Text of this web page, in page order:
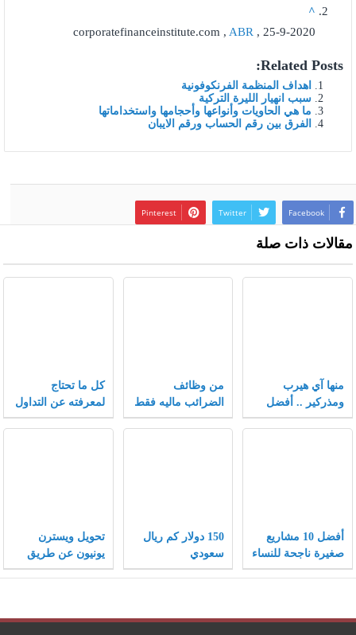
^
corporatefinanceinstitute.com , ABR , 25-9-2020
Related Posts:
اهداف المنظمة الفرنكوفونية
سبب انهيار الليرة التركية
ما هي الحاويات وأنواعها وأحجامها واستخداماتها
الفرق بين رقم الحساب ورقم الايبان
Facebook
Twitter
Pinterest
مقالات ذات صلة
منها آي هيرب
ومذركير .. أفضل
كوبونات خصم تلقى
من وظائف
الضرائب ماليه فقط
كل ما تحتاج
لمعرفته عن التداول
في سوق الفوركس
أفضل 10 مشاريع
صغيرة ناجحة للنساء
ونصائح هامة لنجاح
150 دولار كم ريال
سعودي
تحويل ويسترن
يونيون عن طريق
الفيزا